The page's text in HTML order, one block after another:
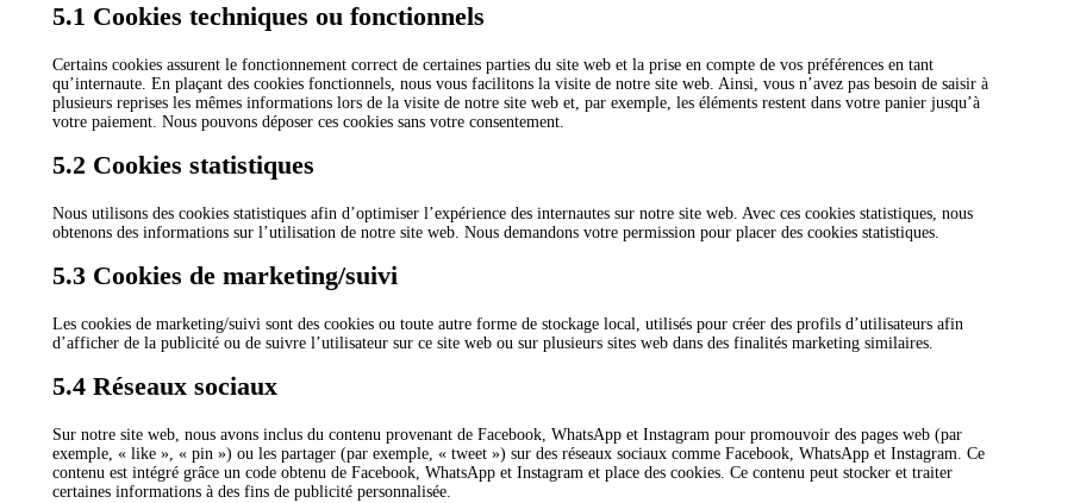
5.1 Cookies techniques ou fonctionnels
Certains cookies assurent le fonctionnement correct de certaines parties du site web et la prise en compte de vos préférences en tant
qu’internaute. En plaçant des cookies fonctionnels, nous vous facilitons la visite de notre site web. Ainsi, vous n’avez pas besoin de saisir à
plusieurs reprises les mêmes informations lors de la visite de notre site web et, par exemple, les éléments restent dans votre panier jusqu’à
votre paiement. Nous pouvons déposer ces cookies sans votre consentement.
5.2 Cookies statistiques
Nous utilisons des cookies statistiques afin d’optimiser l’expérience des internautes sur notre site web. Avec ces cookies statistiques, nous
obtenons des informations sur l’utilisation de notre site web. Nous demandons votre permission pour placer des cookies statistiques.
5.3 Cookies de marketing/suivi
Les cookies de marketing/suivi sont des cookies ou toute autre forme de stockage local, utilisés pour créer des profils d’utilisateurs afin
d’afficher de la publicité ou de suivre l’utilisateur sur ce site web ou sur plusieurs sites web dans des finalités marketing similaires.
5.4 Réseaux sociaux
Sur notre site web, nous avons inclus du contenu provenant de Facebook, WhatsApp et Instagram pour promouvoir des pages web (par
exemple, « like », « pin ») ou les partager (par exemple, « tweet ») sur des réseaux sociaux comme Facebook, WhatsApp et Instagram. Ce
contenu est intégré grâce un code obtenu de Facebook, WhatsApp et Instagram et place des cookies. Ce contenu peut stocker et traiter
certaines informations à des fins de publicité personnalisée.